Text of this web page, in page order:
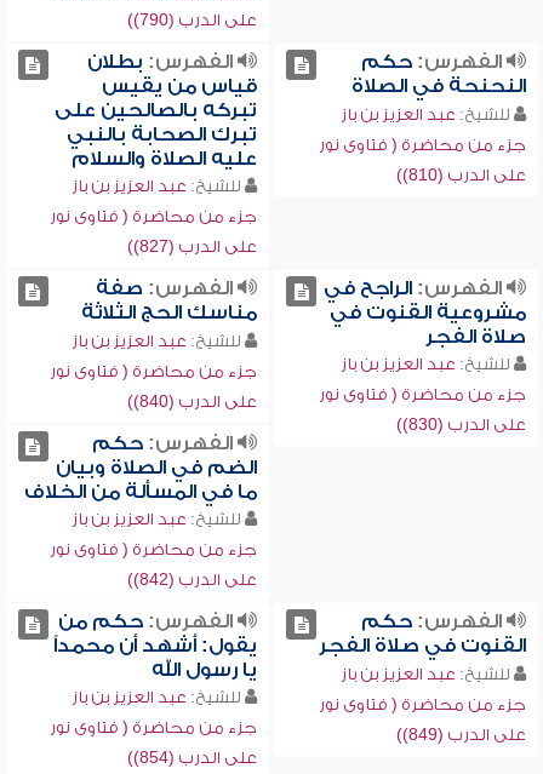
على الدرب (790))
الفهرس:حكم
النحنحة في الصلاة
للشيخ: عبد العزيز بن باز
جزء من محاضرة ( فتاوى نور
على الدرب (810))
الفهرس: بطلان
قياس من يقيس
تبركه بالصالحين على
تبرك الصحابة بالنبي
عليه الصلاة والسلام
للشيخ: عبد العزيز بن باز
جزء من محاضرة ( فتاوى نور
على الدرب (827))
الفهرس:الراجح في
مشروعية القنوت في
صلاة الفجر
للشيخ: عبد العزيز بن باز
جزء من محاضرة ( فتاوى نور
على الدرب (830))
الفهرس: صفة
مناسك الحج الثلاثة
للشيخ: عبد العزيز بن باز
جزء من محاضرة ( فتاوى نور
على الدرب (840))
الفهرس:حكم
الضم في الصلاة وبيان
ما في المسألة من الخلاف
للشيخ: عبد العزيز بن باز
جزء من محاضرة ( فتاوى نور
على الدرب (842))
الفهرس:حكم
القنوت في صلاة الفجر
للشيخ: عبد العزيز بن باز
جزء من محاضرة ( فتاوى نور
على الدرب (849))
الفهرس:حكم من
يقول: أشهد أن محمداً
يا رسول الله
للشيخ: عبد العزيز بن باز
جزء من محاضرة ( فتاوى نور
على الدرب (854))